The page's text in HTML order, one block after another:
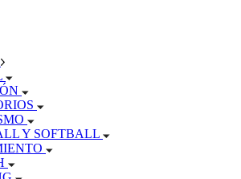
Y SOFTBALL